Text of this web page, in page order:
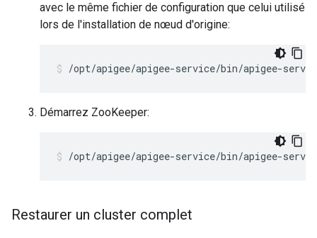
avec le même fichier de configuration que celui utilisé
lors de l'installation de nœud d'origine:
/opt/apigee/apigee-service/bin/apigee-
Démarrez ZooKeeper:
/opt/apigee/apigee-service/bin/apigee-
Restaurer un cluster complet